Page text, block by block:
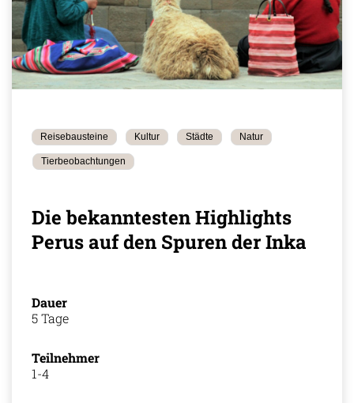
Reisebausteine Kultur Städte Natur
Tierbeobachtungen
Die bekanntesten Highlights
Perus auf den Spuren der Inka
Dauer
5 Tage
Teilnehmer
1-4